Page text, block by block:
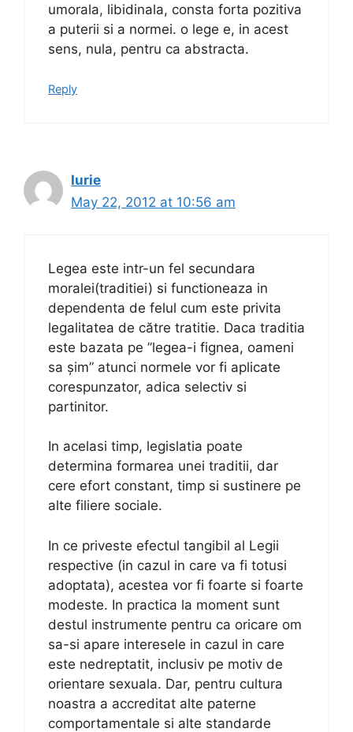
umorala, libidinala, consta forta pozitiva
a puterii si a normei. o lege e, in acest
sens, nula, pentru ca abstracta.
Reply
Iurie
May 22, 2012 at 10:56 am
Legea este intr-un fel secundara
moralei(traditiei) si functioneaza in
dependenta de felul cum este privita
legalitatea de către tratitie. Daca traditia
este bazata pe ”legea-i fignea, oameni
sa șim” atunci normele vor fi aplicate
corespunzator, adica selectiv si
partinitor.
In acelasi timp, legislatia poate
determina formarea unei traditii, dar
cere efort constant, timp si sustinere pe
alte filiere sociale.
In ce priveste efectul tangibil al Legii
respective (in cazul in care va fi totusi
adoptata), acestea vor fi foarte si foarte
modeste. In practica la moment sunt
destul instrumente pentru ca oricare om
sa-si apare interesele in cazul in care
este nedreptatit, inclusiv pe motiv de
orientare sexuala. Dar, pentru cultura
noastra a accreditat alte paterne
comportamentale si alte standarde